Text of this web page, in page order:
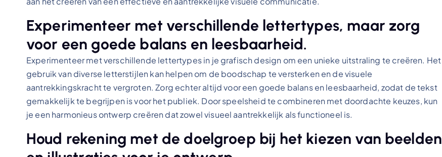
Experimenteer met verschillende lettertypes, maar zorg
voor een goede balans en leesbaarheid.
Experimenteer met verschillende lettertypes in je grafisch design om een unieke uitstraling te creëren. Het
gebruik van diverse letterstijlen kan helpen om de boodschap te versterken en de visuele
aantrekkingskracht te vergroten. Zorg echter altijd voor een goede balans en leesbaarheid, zodat de tekst
gemakkelijk te begrijpen is voor het publiek. Door speelsheid te combineren met doordachte keuzes, kun
je een harmonieus ontwerp creëren dat zowel visueel aantrekkelijk als functioneel is.
Houd rekening met de doelgroep bij het kiezen van beelden